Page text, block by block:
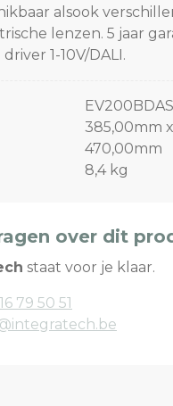
alsook
lenzen. 5 jaar
1-10V/DALI.
385,00mm
470,00mm
8,4 kg
over dit
staat voor je klaar.
79 50 51